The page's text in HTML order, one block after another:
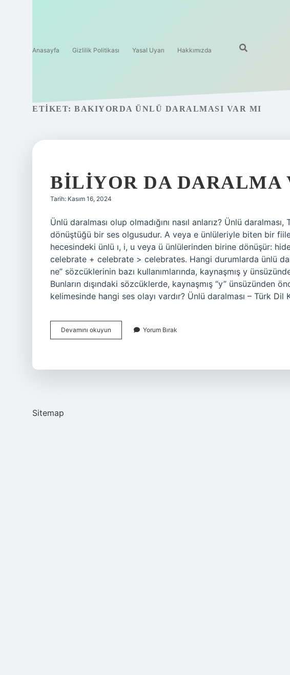
Anasayfa Gizlilik Politikası Yasal Uyarı Hakkımızda
ETIKET: BAKIYORDA ÜNLÜ DARALMASI VAR MI
BILIYOR DA DARALMA
Tarih: Kasım 16, 2024
Ünlü daralması olup olmadığını nasıl anlarız? Ünlü
dönüştüğü bir ses olgusudur. A veya e ünlüleriyle biten bir
hecesindeki ünlü ı, i, u veya ü ünlülerinden birine dönüşür:
celebrate + celebrate > celebrates. Hangi durumlarda ünlü
ne” sözcüklerinin bazı kullanımlarında, kaynaşmış y
Bunların dışındaki sözcüklerde, kaynaşmış “y” ünsüzünden
kelimesinde hangi ses olayı vardır? Ünlü daralması – Türk
Devamını okuyun
Da
Yorum Bırak
Sitemap